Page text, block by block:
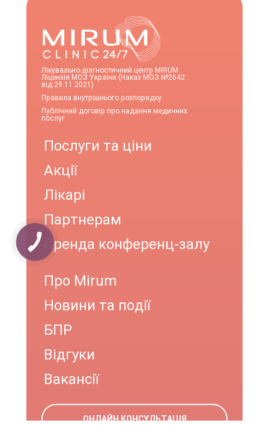
Лікувально-діагностичний центр MIRUM
Ліцензія МОЗ України (Наказ МОЗ №2642
від 29.11.2021)
Правила внутрішнього розпорядку
Публічний договір про надання медичних
послуг
Послуги та ціни
Акції
Лікарі
Партнерам
Оренда конференц-залу
Про Mirum
Новини та події
БПР
Відгуки
Вакансії
ОНЛАЙН КОНСУЛЬТАЦІЯ
КНОПКА
ЗВ'ЯЗКУ